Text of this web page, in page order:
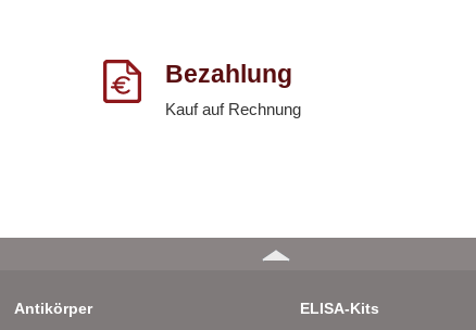
Bezahlung
Kauf auf Rechnung
Antikörper ELISA-Kits